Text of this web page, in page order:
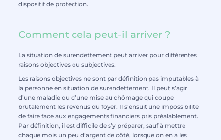
dispositif de protection.
Comment cela peut-il arriver ?
La situation de surendettement peut arriver pour différentes
raisons objectives ou subjectives.
Les raisons objectives ne sont par définition pas imputables à
la personne en situation de surendettement. Il peut s’agir
d’une maladie ou d’une mise au chômage qui coupe
brutalement les revenus du foyer. Il s’ensuit une impossibilité
de faire face aux engagements financiers pris préalablement.
Par définition, il est difficile de s’y préparer, sauf à mettre
chaque mois un peu d’argent de côté, lorsque on en a les